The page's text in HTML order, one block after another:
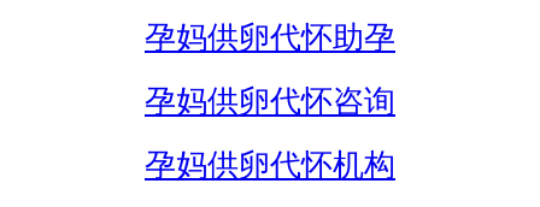
孕妈供卵代怀助孕
孕妈供卵代怀咨询
孕妈供卵代怀机构